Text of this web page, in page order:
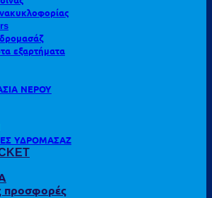
εξαρτήματα
ΝΕΡΟΥ
ΥΔΡΟΜΑΣΑΖ
προσφορές